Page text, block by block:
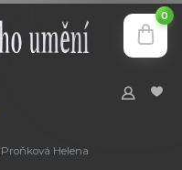
0
Proňková Helena